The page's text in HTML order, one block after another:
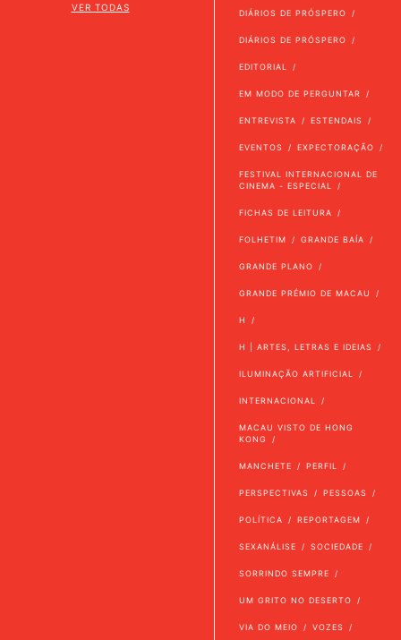
VER TODAS
DIÁRIOS DE PRÓSPERO
DIÁRIOS DE PRÓSPERO
EDITORIAL
EM MODO DE PERGUNTAR
ENTREVISTA ESTENDAIS
EVENTOS EXPECTORAÇÃO
FESTIVAL INTERNACIONAL DE
CINEMA - ESPECIAL
FICHAS DE LEITURA
FOLHETIM GRANDE BAÍA
GRANDE PLANO
GRANDE PRÉMIO DE MACAU
H
H | ARTES, LETRAS E IDEIAS
ILUMINAÇÃO ARTIFICIAL
INTERNACIONAL
MACAU VISTO DE HONG
KONG
MANCHETE PERFIL
PERSPECTIVAS PESSOAS
POLÍTICA REPORTAGEM
SEXANÁLISE SOCIEDADE
SORRINDO SEMPRE
UM GRITO NO DESERTO
VIA DO MEIO VOZES